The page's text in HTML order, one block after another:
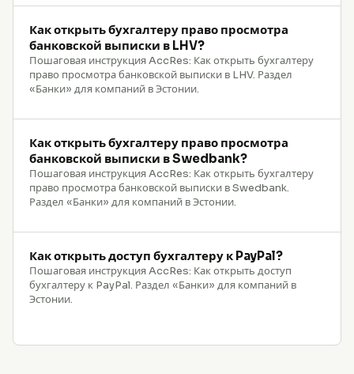
Как открыть бухгалтеру право просмотра
банковской выписки в LHV?
Пошаговая инструкция AccRes: Как открыть бухгалтеру
право просмотра банковской выписки в LHV. Раздел
«Банки» для компаний в Эстонии.
Как открыть бухгалтеру право просмотра
банковской выписки в Swedbank?
Пошаговая инструкция AccRes: Как открыть бухгалтеру
право просмотра банковской выписки в Swedbank.
Раздел «Банки» для компаний в Эстонии.
Как открыть доступ бухгалтеру к PayPal?
Пошаговая инструкция AccRes: Как открыть доступ
бухгалтеру к PayPal. Раздел «Банки» для компаний в
Эстонии.